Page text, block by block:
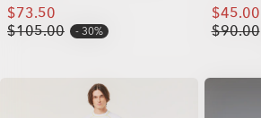
$73.50
$105.00
30%
$45.00
$90.00